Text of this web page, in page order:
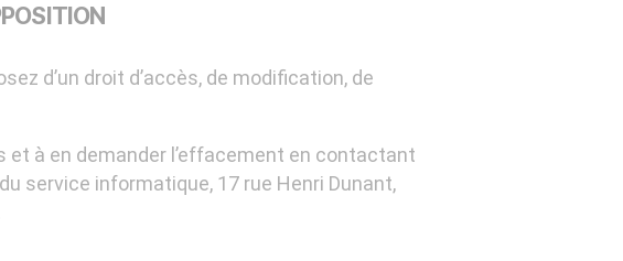
d’un droit d’accès, de modification, de
à en demander l’effacement en contactant
service informatique, 17 rue Henri Dunant,